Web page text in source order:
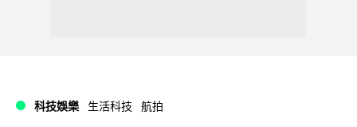
科技娛樂 生活科技 航拍